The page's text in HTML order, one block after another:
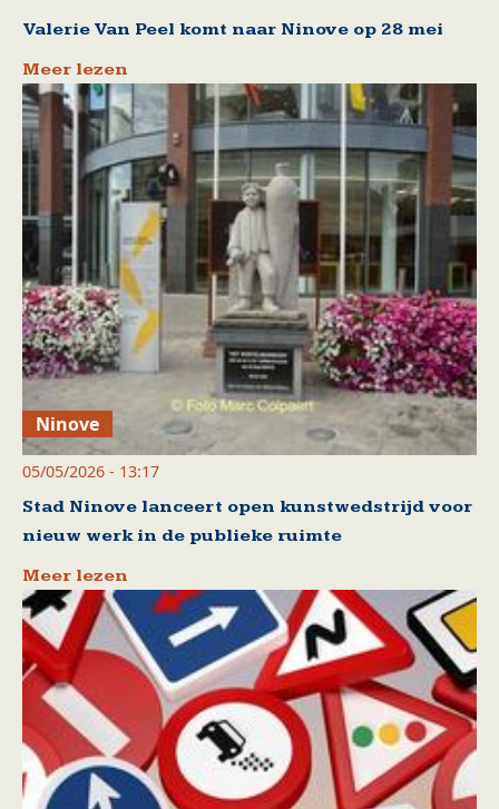
Valerie Van Peel komt naar Ninove op 28 mei
Meer lezen
Ninove
05/05/2026 - 13:17
Stad Ninove lanceert open kunstwedstrijd voor
nieuw werk in de publieke ruimte
Meer lezen